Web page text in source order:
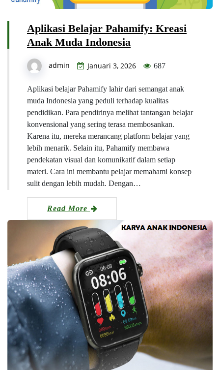
Aplikasi Belajar Pahamify: Kreasi
Anak Muda Indonesia
admin Januari 3, 2026 687
Aplikasi belajar Pahamify lahir dari semangat anak
muda Indonesia yang peduli terhadap kualitas
pendidikan. Para pendirinya melihat tantangan belajar
konvensional yang sering terasa membosankan.
Karena itu, mereka merancang platform belajar yang
lebih menarik. Selain itu, Pahamify membawa
pendekatan visual dan komunikatif dalam setiap
materi. Cara ini membantu pelajar memahami konsep
sulit dengan lebih mudah. Dengan…
Read More